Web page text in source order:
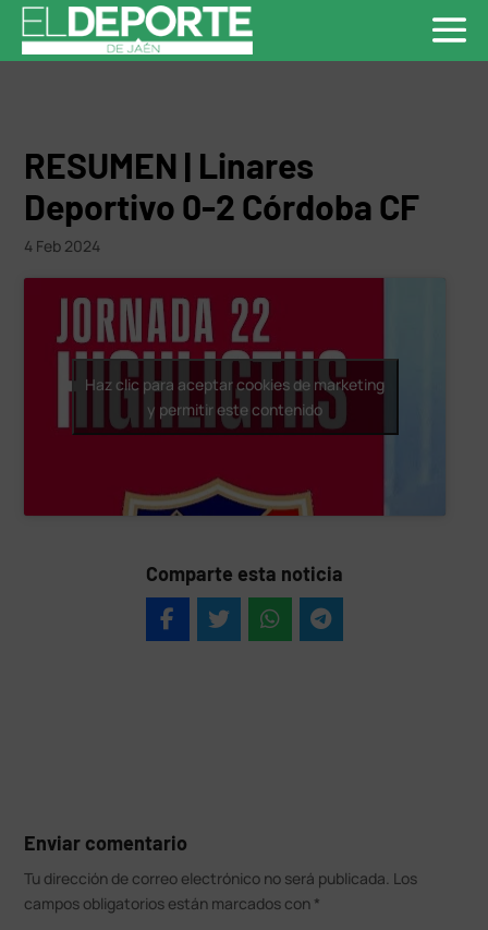
RESUMEN | Linares
Deportivo 0-2 Córdoba CF
4 Feb 2024
Haz clic para aceptar cookies de marketing
y permitir este contenido
Comparte esta noticia
Enviar comentario
Tu dirección de correo electrónico no será publicada. Los
campos obligatorios están marcados con *